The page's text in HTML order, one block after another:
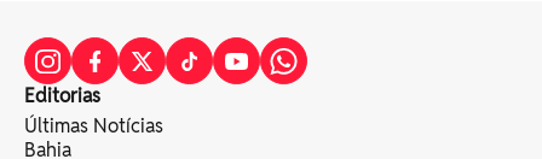
Editorias
Últimas Notícias
Bahia